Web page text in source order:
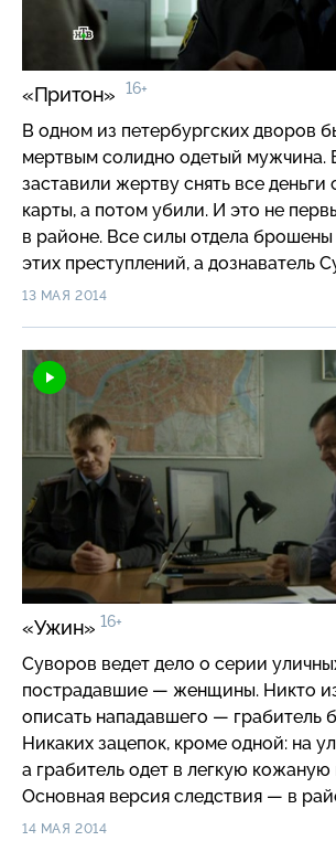
«Притон» 16+
В одном из петербургских дворов
мертвым солидно одетый мужчина.
заставили жертву снять все деньги
карты, а потом убили. И это не
в районе. Все силы отдела
этих преступлений, а дознаватель
занимается мелкими делами
гипертонического криза.
13 МАЯ 2014
«Ужин» 16+
Суворов ведет дело о серии
пострадавшие — женщины. Никто
описать нападавшего — грабитель
Никаких зацепок, кроме одной: на
а грабитель одет в легкую кожаную
Основная версия следствия — в
наркоман, у которого не хватает
14 МАЯ 2014